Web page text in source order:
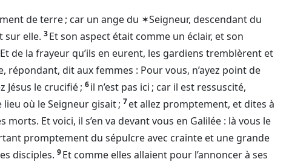
de terre ; car un ange du ✶Seigneur, descendant du
sur elle. 3Et son aspect était comme un éclair, et son
Et de la frayeur qu’ils en eurent, les gardiens tremblèrent et
répondant, dit aux femmes : Pour vous, n’ayez point de
Jésus le crucifié ; 6il n’est pas ici ; car il est ressuscité,
lieu où leSeigneur gisait ; 7et allez promptement, et dites à
morts. Et voici, il s’en va devant vous en Galilée : là vous le
promptement du sépulcre avec crainte et une grande
disciples. 9Et comme elles allaient pour l’annoncer à ses